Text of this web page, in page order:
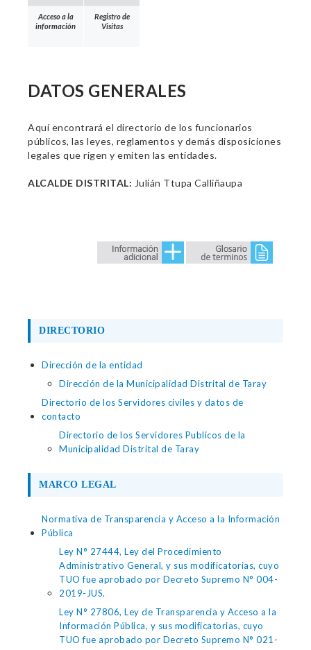
Acceso a la
información
Registro de
Visitas
DATOS GENERALES
Aquí encontrará el directorio de los funcionarios
públicos, las leyes, reglamentos y demás disposiciones
legales que rigen y emiten las entidades.
ALCALDE DISTRITAL: Julián Ttupa Calliñaupa
DIRECTORIO
Dirección de la entidad
Dirección de la Municipalidad Distrital de Taray
Directorio de los Servidores civiles y datos de
contacto
Directorio de los Servidores Publicos de la
Municipalidad Distrital de Taray
MARCO LEGAL
Normativa de Transparencia y Acceso a la Información
Pública
Ley N° 27444, Ley del Procedimiento
Administrativo General, y sus modificatorias, cuyo
TUO fue aprobado por Decreto Supremo N° 004-
2019-JUS.
Ley N° 27806, Ley de Transparencia y Acceso a la
Información Pública, y sus modificatorias, cuyo
TUO fue aprobado por Decreto Supremo N° 021-